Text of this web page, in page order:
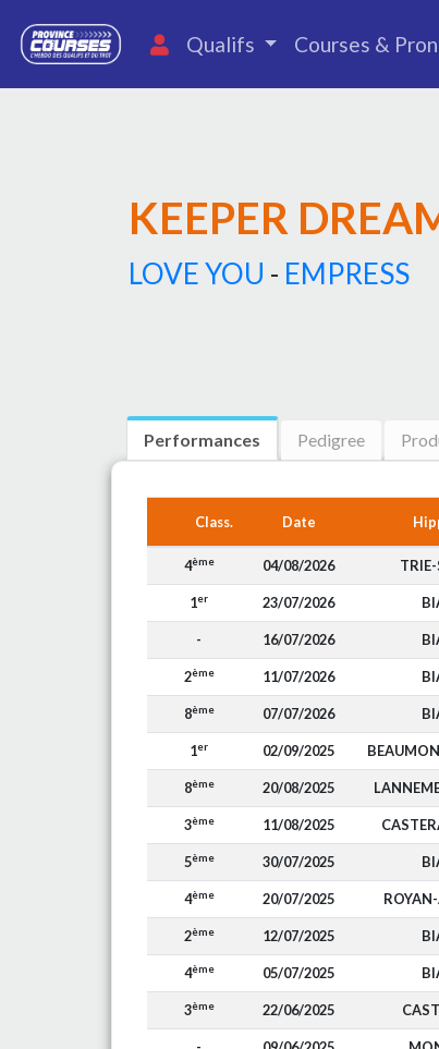
Qualifs Courses &
KEEPER
LOVE YOU - EMPRESS
Performances Pedigree
Class. Date
4ème 04/08/2026
1er 23/07/2026
- 16/07/2026
2ème 11/07/2026
8ème 07/07/2026
1er 02/09/2025
8ème 20/08/2025
3ème 11/08/2025
5ème 30/07/2025
4ème 20/07/2025
2ème 12/07/2025
4ème 05/07/2025
3ème 22/06/2025